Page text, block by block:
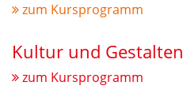
zum Kursprogramm
Kultur und Gestalten
zum Kursprogramm